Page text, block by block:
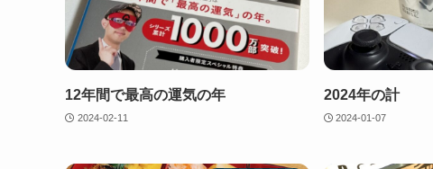
12年間で最高の運気の年
2024-02-11
2024年の計
2024-01-07